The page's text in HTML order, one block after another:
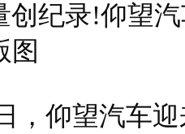
创纪录!仰望
图
，仰望汽车